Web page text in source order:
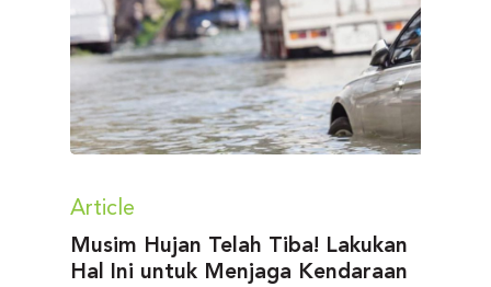
Article
Musim Hujan Telah Tiba! Lakukan
Hal Ini untuk Menjaga Kendaraan